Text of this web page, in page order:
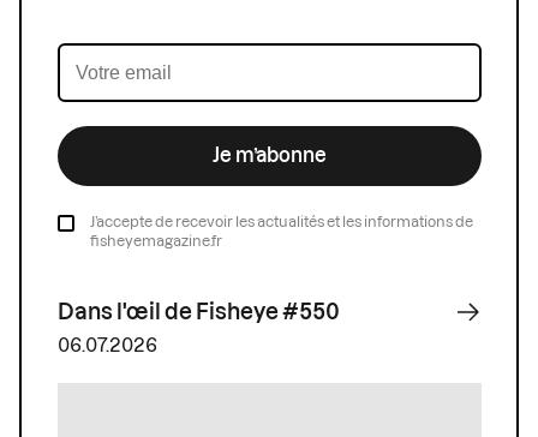
Je m’abonne
J’accepte de recevoir les actualités et les informations de
fisheyemagazine.fr
Dans l'œil de Fisheye #550
06.07.2026